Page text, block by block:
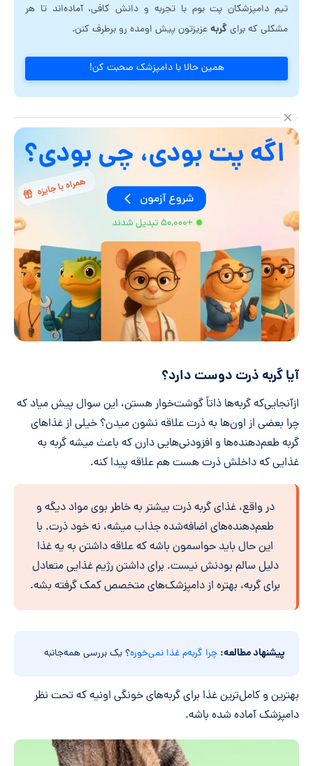
تیم دامپزشکان پت بوم با تجربه و دانش کافی، آماده‌اند تا هر
مشکلی که برایگربهعزیزتون پیش اومده رو برطرف کنن.
همین حالا با دامپزشک صحبت کن!
آیا گربه‌ ذرت دوست دارد؟
ازآنجایی‌که گربه‌ها ذاتاً گوشت‌خوار هستن، این سوال پیش میاد که
چرا بعضی از اون‌ها به ذرت علاقه نشون میدن؟ خیلی از غذاهای
گربه طعم‌دهنده‌ها و افزودنی‌هایی دارن که باعث میشه گربه به
غذایی که داخلش ذرت هست هم علاقه پیدا کنه.
در واقع، غذای گربه‌ ذرت بیشتر به خاطر بوی مواد دیگه و
طعم‌دهنده‌های اضافه‌شده جذاب میشه، نه خود ذرت. با
این حال باید حواسمون باشه که علاقه داشتن به یه غذا
دلیل سالم بودنش نیست. برای داشتن رژیم غذایی متعادل
برای گربه، بهتره از دامپزشک‌های متخصص کمک گرفته بشه.
پیشنهاد مطالعه: چرا گربه‌م غذا نمی‌خوره؟ یک بررسی همه‌جانبه
بهترین و کامل‌ترین غذا برای گربه‌های خونگی اونیه که تحت نظر
دامپزشک آماده شده باشه.